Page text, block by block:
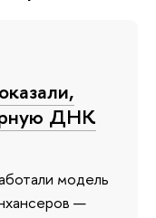
ДНК
модель
—